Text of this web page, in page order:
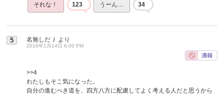
それな！ 123 うーん… 34
5 名無しだＪ より
2016年1月14日 6:00 PM
>>4
わたしもそこ気になった。
自分の進むべき道を、四方八方に配慮してよく考える人だと思うから